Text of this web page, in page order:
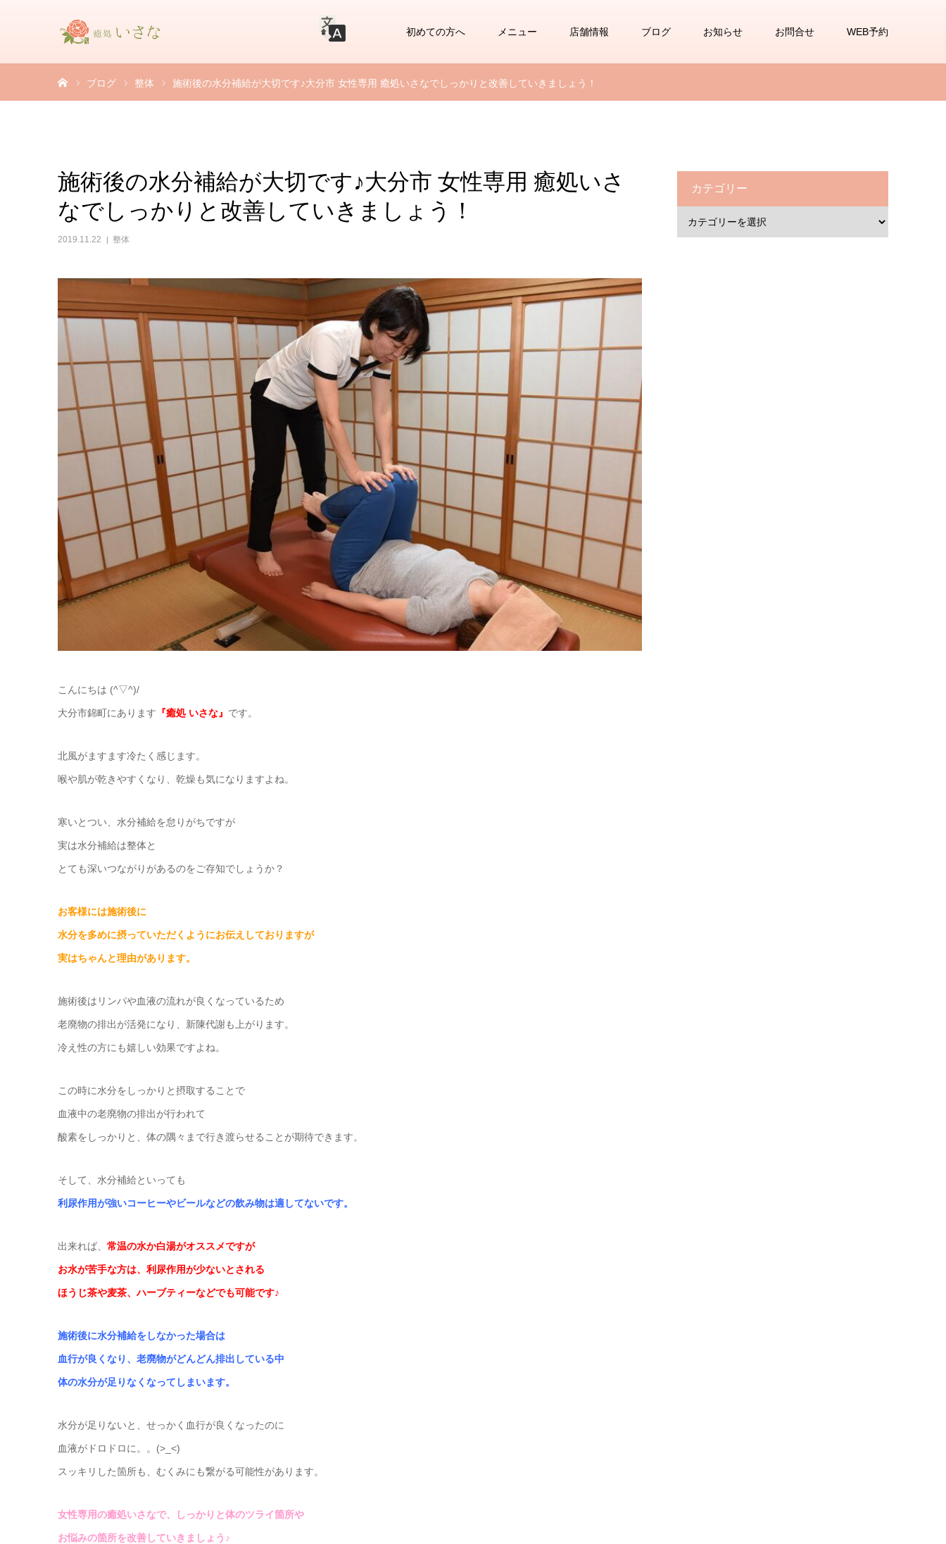
初めての方へ メニュー 店舗情報 ブログ お知らせ お問合せ WEB予約
ブログ 整体 施術後の水分補給が大切です♪大分市 女性専用 癒処いさなでしっかりと改善していきましょう！
施術後の水分補給が大切です♪大分市 女性専用 癒処いさ
なでしっかりと改善していきましょう！
2019.11.22 整体
こんにちは (^▽^)/
大分市錦町にあります 『癒処 いさな』 です。
北風がますます冷たく感じます。
喉や肌が乾きやすくなり、乾燥も気になりますよね。
寒いとつい、水分補給を怠りがちですが
実は水分補給は整体と
とても深いつながりがあるのをご存知でしょうか？
お客様には施術後に
水分を多めに摂っていただくようにお伝えしておりますが
実はちゃんと理由があります。
施術後はリンパや血液の流れが良くなっているため
老廃物の排出が活発になり、新陳代謝も上がります。
冷え性の方にも嬉しい効果ですよね。
この時に水分をしっかりと摂取することで
血液中の老廃物の排出が行われて
酸素をしっかりと、体の隅々まで行き渡らせることが期待できます。
そして、水分補給といっても
利尿作用が強いコーヒーやビールなどの飲み物は適してないです。
出来れば、 常温の水か白湯がオススメですが
お水が苦手な方は、利尿作用が少ないとされる
ほうじ茶や麦茶、ハーブティーなどでも可能です♪
施術後に水分補給をしなかった場合は
血行が良くなり、老廃物がどんどん排出している中
体の水分が足りなくなってしまいます。
水分が足りないと、せっかく血行が良くなったのに
血液がドロドロに。。(>_<)
スッキリした箇所も、むくみにも繋がる可能性があります。
女性専用の癒処いさなで、しっかりと体のツライ箇所や
お悩みの箇所を改善していきましょう♪
カテゴリー